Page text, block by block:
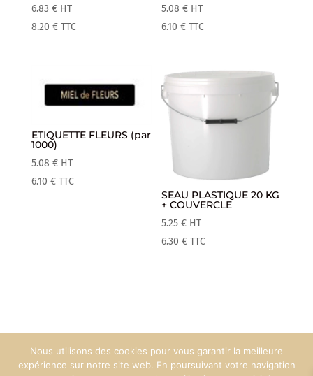
6.83 € HT
8.20 € TTC
5.08€ HT
6.10€ TTC
ETIQUETTE FLEURS (par
1000)
5.08 € HT
6.10 € TTC
SEAU PLASTIQUE 20 KG
+ COUVERCLE
5.25€ HT
6.30€ TTC
Mentions Légales Espace Pro
Nous utilisons des cookies pour vous garantir la meilleure
expérience sur notre site web. En poursuivant votre navigation